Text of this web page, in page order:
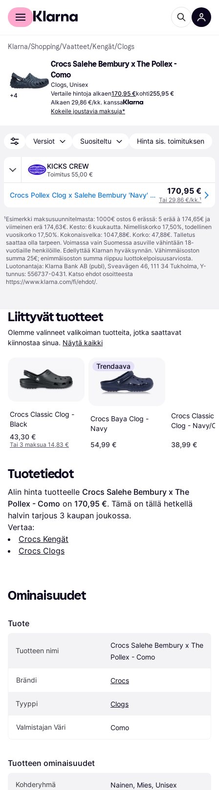
Kuluttajille
Klarna/Shopping/Vaatteet/Kengät/Clogs
+4
Crocs Salehe Bembury x The Pollex -
Como
Clogs, Unisex
Vertaile hintoja alkaen170,95 €kohti255,95 €
Alkaen 29,86 €/kk. kanssa
Kokeile joustavia maksuja*
Versiot Suositeltu Hinta sis. toimituksen
KICKS CREW
Toimitus 55,00 €
Crocs Pollex Clog x Salehe Bembury 'Navy' 207393-4OF 170,95 €
Tai 29,86 €/kk.¹
¹Esimerkki maksusuunnitelmasta: 1000€ ostos 6 erässä: 5 erää à 174,65€ ja
viimeinen erä 174,63€. Kesto: 6 kuukautta. Nimelliskorko 17,50%, todellinen
vuosikorko 17,50%. Kokonaisvelka: 1047,88€. Korko: 47,88€. Talletus
saattaa olla tarpeen. Voimassa vain Suomessa asuville vähintään 18-
vuotiaille henkilöille. Edellyttää Klarnan hyväksynnän. Vähimmäisoston
summa 25€; enimmäisoston summa riippuu luottokelpoisuusarviosta.
Luotonantaja: Klarna Bank AB (publ), Sveavägen 46, 111 34 Tukholma, Y-
tunnus: 556737-0431. Katso ehdot osoitteesta
https://www.klarna.com/fi/ehdot/.
Liittyvät tuotteet
Olemme valinneet valikoiman tuotteita, jotka saattavat
kiinnostaa sinua. Näytä kaikki
Crocs Classic Clog -
Black
43,30 €
Tai 3 maksua 14,83 €
Trendaava
Crocs Baya Clog -
Navy
54,99 €
Crocs Classic
Clog - Navy/
38,99 €
Tuotetiedot
Alin hinta tuotteelle Crocs Salehe Bembury x The
Pollex - Como on 170,95 €. Tämä on tällä hetkellä
halvin tarjous 3 kaupan joukossa.
Vertaa:
Crocs Kengät
Crocs Clogs
Ominaisuudet
Tuote
Tuotteen nimi
Crocs Salehe Bembury x The
Pollex - Como
Brändi Crocs
Tyyppi Clogs
Valmistajan Väri Como
Tuotteen ominaisuudet
Kohderyhmä Nainen, Mies, Unisex